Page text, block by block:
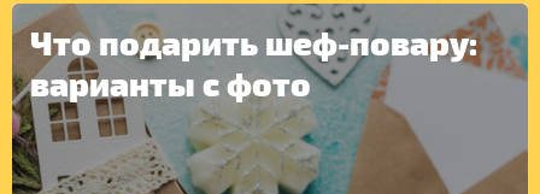
Что подарить шеф-повару:
варианты с фото